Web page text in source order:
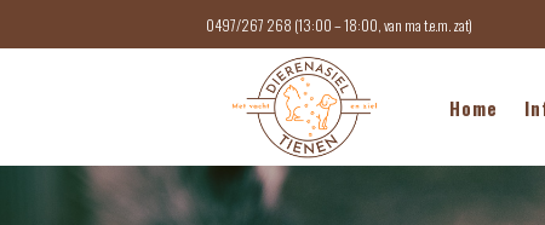
0497/267 268 (13:00 – 18:00, van ma t.e.m. zat)
Home